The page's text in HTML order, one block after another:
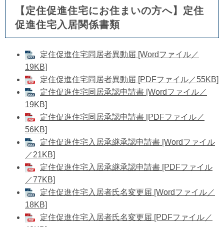
【 定住促進住宅にお住まいの方へ】 定住
促進住宅入居関係書類
定住促進住宅同居者異動届 [Wordファイル／
19KB]
定住促進住宅同居者異動届 [PDFファイル／55KB]
定住促進住宅同居承認申請書 [Wordファイル／
19KB]
定住促進住宅同居承認申請書 [PDFファイル／
56KB]
定住促進住宅入居承継承認申請書 [Wordファイル
／21KB]
定住促進住宅入居承継承認申請書 [PDFファイル
／77KB]
定住促進住宅入居者氏名変更届 [Wordファイル／
18KB]
定住促進住宅入居者氏名変更届 [PDFファイル／